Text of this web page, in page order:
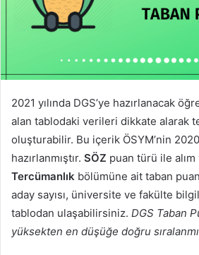
2021 yılında DGS’ye hazırlanacak
alan tablodaki verileri dikkate alarak
oluşturabilir. Bu içerik ÖSYM’nin 2020
hazırlanmıştır. SÖZ puan türü ile alım
Tercümanlık bölümüne ait taban
aday sayısı, üniversite ve fakülte
tablodan ulaşabilirsiniz. DGS Taban
yüksekten en düşüğe doğru